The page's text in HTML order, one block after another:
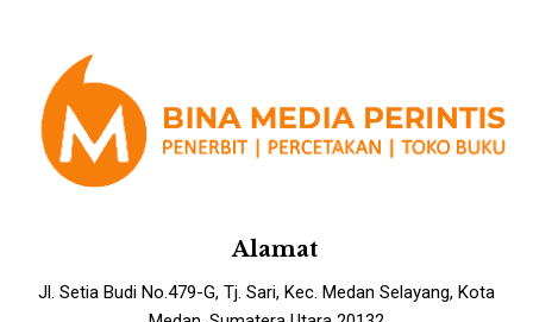
Alamat
Jl. Setia Budi No.479-G, Tj. Sari, Kec. Medan Selayang, Kota